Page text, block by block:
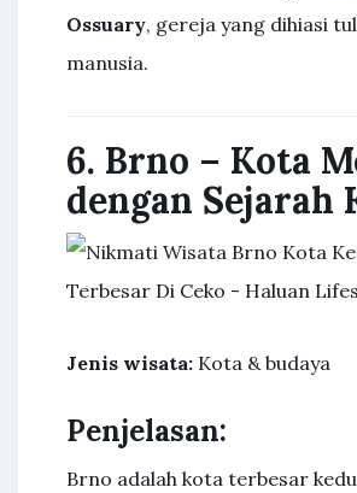
Ossuary, gereja yang dihiasi
manusia.
6. Brno – Kota
dengan Sejarah
Jenis wisata: Kota & budaya
Penjelasan:
Brno adalah kota terbesar